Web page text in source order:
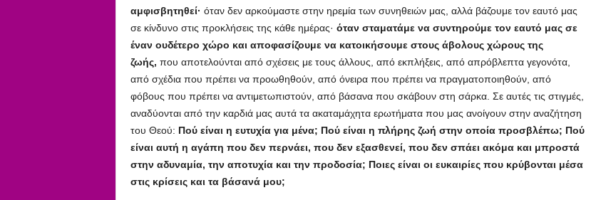
αμφισβητηθεί· όταν δεν αρκούμαστε στην ηρεμία των συνηθειών μας, αλλά βάζουμε τον εαυτό μας
σε κίνδυνο στις προκλήσεις της κάθε ημέρας· όταν σταματάμε να συντηρούμε τον εαυτό μας σε
έναν ουδέτερο χώρο και αποφασίζουμε να κατοικήσουμε στους άβολους χώρους της
ζωής, που αποτελούνται από σχέσεις με τους άλλους, από εκπλήξεις, από απρόβλεπτα γεγονότα,
από σχέδια που πρέπει να προωθηθούν, από όνειρα που πρέπει να πραγματοποιηθούν, από
φόβους που πρέπει να αντιμετωπιστούν, από βάσανα που σκάβουν στη σάρκα. Σε αυτές τις στιγμές,
αναδύονται από την καρδιά μας αυτά τα ακαταμάχητα ερωτήματα που μας ανοίγουν στην αναζήτηση
του Θεού: Πού είναι η ευτυχία για μένα; Πού είναι η πλήρης ζωή στην οποία προσβλέπω; Πού
είναι αυτή η αγάπη που δεν περνάει, που δεν εξασθενεί, που δεν σπάει ακόμα και μπροστά
στην αδυναμία, την αποτυχία και την προδοσία; Ποιες είναι οι ευκαιρίες που κρύβονται μέσα
στις κρίσεις και τα βάσανά μου;